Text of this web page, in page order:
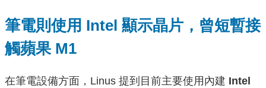
筆電則使用 Intel 顯示晶片，曾短暫接
觸蘋果 M1
在筆電設備方面，Linus 提到目前主要使用內建 Intel